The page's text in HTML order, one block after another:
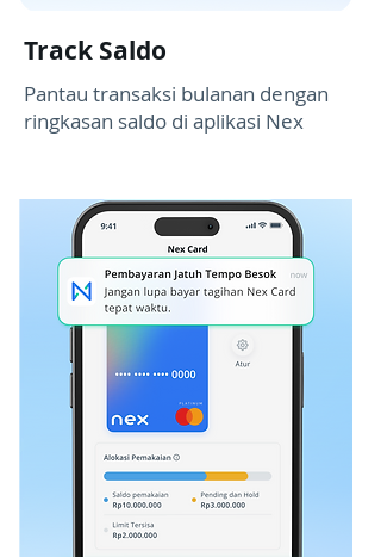
Track Saldo
Pantau transaksi bulanan dengan
ringkasan saldo di aplikasi Nex